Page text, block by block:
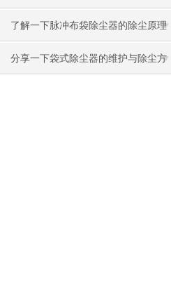
了解一下脉冲布袋除尘器的除尘原理
及设计吧
分享一下袋式除尘器的维护与除尘方